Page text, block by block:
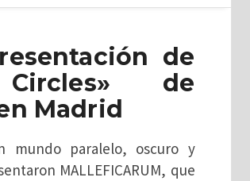
de
de
Madrid
mundo paralelo, oscuro y
MALLEFICARUM, que